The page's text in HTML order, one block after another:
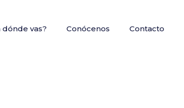
dónde vas? Conócenos Contacto